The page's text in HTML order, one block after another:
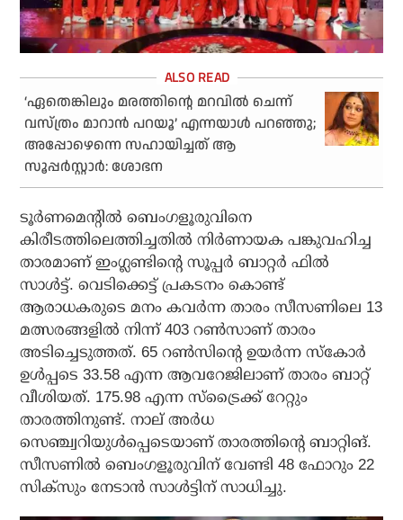
‘ഏതെങ്കിലും മരത്തിന്റെ മറവില്‍ ചെന്ന്
വസ്ത്രം മാറാന്‍ പറയൂ’ എന്നയാള്‍ പറഞ്ഞു;
അപ്പോഴെന്നെ സഹായിച്ചത് ആ
സൂപ്പര്‍സ്റ്റാര്‍: ശോഭന
ടൂര്‍ണമെന്റില്‍ ബെംഗളൂരുവിനെ
കിരീടത്തിലെത്തിച്ചതില്‍ നിര്‍ണായക പങ്കുവഹിച്ച
താരമാണ് ഇംഗ്ലണ്ടിന്റെ സൂപ്പര്‍ ബാറ്റര്‍ ഫില്‍
സാള്‍ട്ട്. വെടിക്കെട്ട് പ്രകടനം കൊണ്ട്
ആരാധകരുടെ മനം കവര്‍ന്ന താരം സീസണിലെ 13
മത്സരങ്ങളില്‍ നിന്ന് 403 റണ്‍സാണ് താരം
അടിച്ചെടുത്തത്. 65 റണ്‍സിന്റെ ഉയര്‍ന്ന സ്‌കോര്‍
ഉള്‍പ്പടെ 33.58 എന്ന ആവറേജിലാണ് താരം ബാറ്റ്
വീശിയത്. 175.98 എന്ന സ്‌ട്രൈക്ക് റേറ്റും
താരത്തിനുണ്ട്. നാല് അര്‍ധ
സെഞ്ച്വറിയുള്‍പ്പെടെയാണ് താരത്തിന്റെ ബാറ്റിങ്.
സീസണില്‍ ബെംഗളൂരുവിന് വേണ്ടി 48 ഫോറും 22
സിക്‌സും നേടാന്‍ സാള്‍ട്ടിന് സാധിച്ചു.